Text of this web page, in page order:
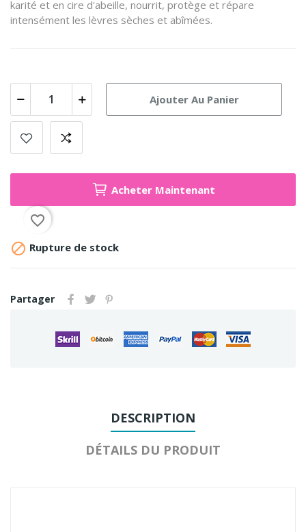
karité et en cire d'abeille, nourrit, protège et répare
intensément les lèvres sèches et abîmées.
Ajouter Au Panier
Acheter Maintenant
favorite_border
 Rupture de stock
Partager
DESCRIPTION
DÉTAILS DU PRODUIT